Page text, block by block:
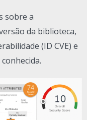
sobre a
da biblioteca,
(ID CVE) e